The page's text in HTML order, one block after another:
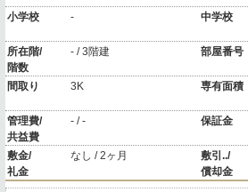
小学校
- 中学校
所在階/
階数
- / 3階建 部屋番号
間取り 3K 専有面積
管理費/
共益費
- / - 保証金
敷金/
礼金
なし / 2ヶ月
敷引../
償却金